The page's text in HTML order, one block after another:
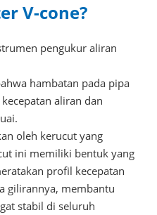
V-cone?
pengukur aliran
hambatan pada pipa
aliran dan
oleh kerucut yang
ini memiliki bentuk yang
profil kecepatan
gilirannya, membantu
stabil di seluruh